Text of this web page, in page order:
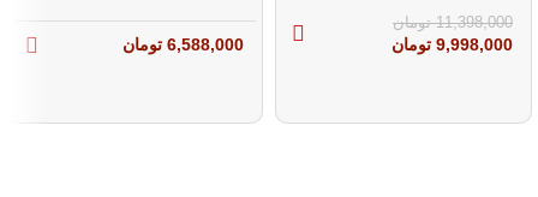
11,398,000 تومان
9,998,000 تومان 6,588,000 تومان